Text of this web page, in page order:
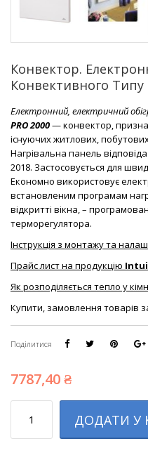
Конвектор.
Конвективного Типу
Електронний, електричний
PRO 2000— конвектор,
існуючих житлових,
Нагрівальна панель
2018. Застосовується для
Економно використовує
встановленим програмам
відкритті вікна, –
терморегулятора.
Інструкція з монтажу та
Прайс лист на продукцію
Як розподіляється тепло у
Купити, замовлення товарів
Поділитися
7787,40₴
ДОДАТИ У